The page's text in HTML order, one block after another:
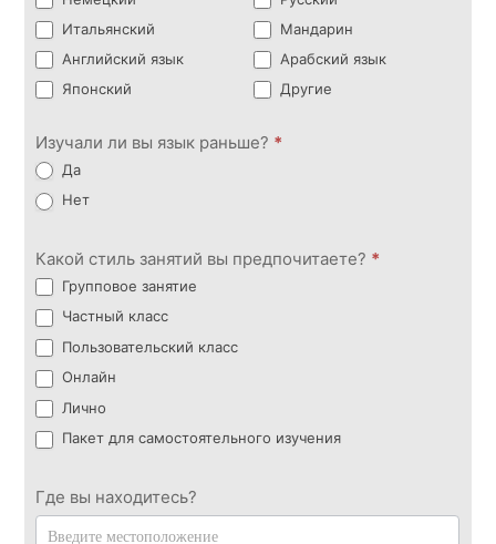
Итальянский
Мандарин
Английский язык
Арабский язык
Японский
Другие
Изучали ли вы язык раньше? *
Да
Нет
Какой стиль занятий вы предпочитаете? *
Групповое занятие
Частный класс
Пользовательский класс
Онлайн
Лично
Пакет для самостоятельного изучения
Где вы находитесь?